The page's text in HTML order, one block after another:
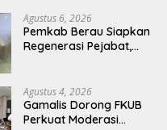
Agustus 6, 2026
Pemkab Berau Siapkan
Regenerasi Pejabat,
Agustus 4, 2026
Gamalis Dorong FKUB
Perkuat Moderasi